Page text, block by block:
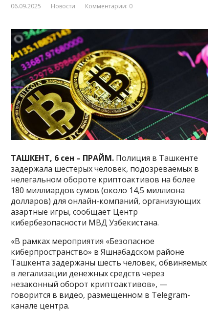
06.09.2025 Новости Комментарии: 0
ТАШКЕНТ, 6 сен – ПРАЙМ. Полиция в Ташкенте
задержала шестерых человек, подозреваемых в
нелегальном обороте криптоактивов на более
180 миллиардов сумов (около 14,5 миллиона
долларов) для онлайн-компаний, организующих
азартные игры, сообщает Центр
кибербезопасности МВД Узбекистана.
«В рамках мероприятия «Безопасное
киберпространство» в Яшнабадском районе
Ташкента задержаны шесть человек, обвиняемых
в легализации денежных средств через
незаконный оборот криптоактивов», —
говорится в видео, размещенном в Telegram-
канале центра.